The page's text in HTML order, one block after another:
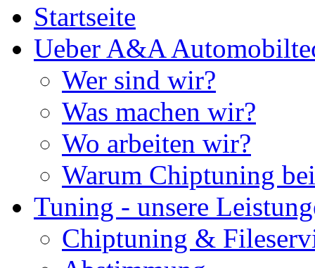
Startseite
Ueber A&A
Wer sind wir?
Was machen wir?
Wo arbeiten wir?
Warum Chiptuning
Tuning - unsere
Chiptuning &